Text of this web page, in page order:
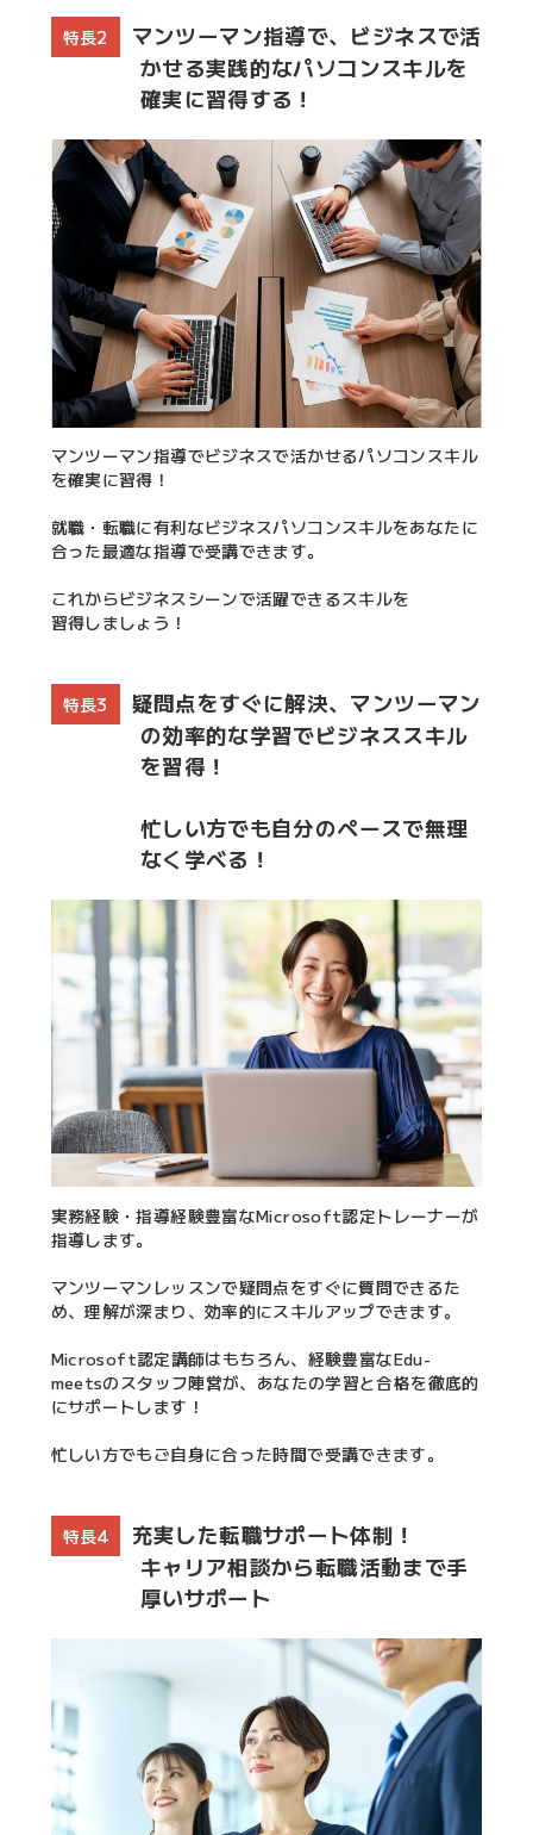
特長2
マンツーマン指導で、ビジネスで活
かせる実践的なパソコンスキルを
確実に習得する！
マンツーマン指導でビジネスで活かせるパソコンスキル
を確実に習得！
就職・転職に有利なビジネスパソコンスキルをあなたに
合った最適な指導で受講できます。
これからビジネスシーンで活躍できるスキルを
習得しましょう！
特長3
疑問点をすぐに解決、マンツーマン
の効率的な学習でビジネススキル
を習得！
忙しい方でも自分のペースで無理
なく学べる！
実務経験・指導経験豊富なMicrosoft認定トレーナーが
指導します。
マンツーマンレッスンで疑問点をすぐに質問できるた
め、理解が深まり、効率的にスキルアップできます。
Microsoft認定講師はもちろん、経験豊富なEdu-
meetsのスタッフ陣営が、あなたの学習と合格を徹底的
にサポートします！
忙しい方でもご自身に合った時間で受講できます。
特長4
充実した転職サポート体制！
キャリア相談から転職活動まで手
厚いサポート